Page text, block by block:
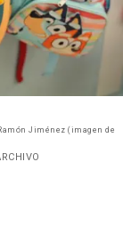
Jiménez (imagen de